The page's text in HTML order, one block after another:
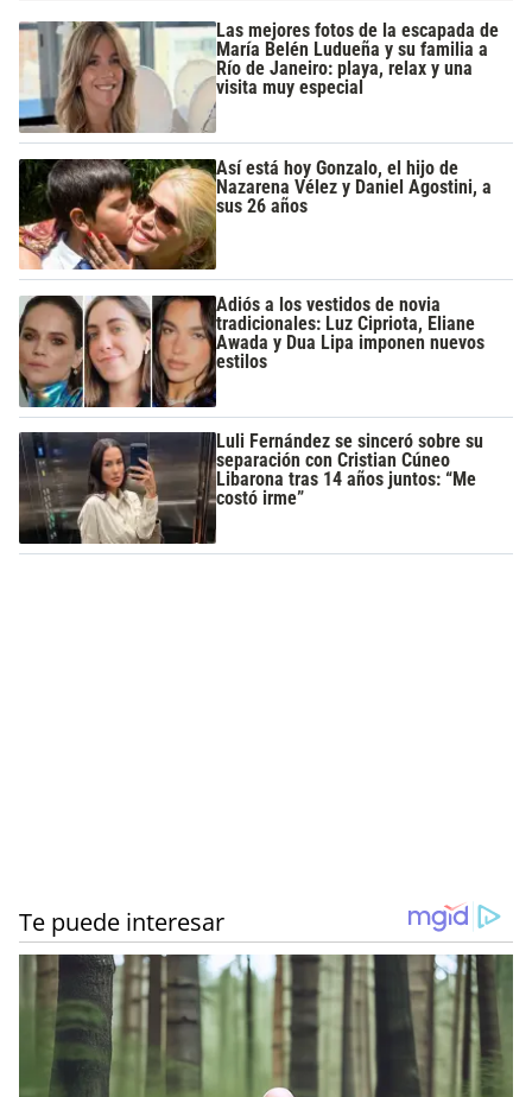
Las mejores fotos de la escapada de
María Belén Ludueña y su familia a
Río de Janeiro: playa, relax y una
visita muy especial
Así está hoy Gonzalo, el hijo de
Nazarena Vélez y Daniel Agostini, a
sus 26 años
Adiós a los vestidos de novia
tradicionales: Luz Cipriota, Eliane
Awada y Dua Lipa imponen nuevos
estilos
Luli Fernández se sinceró sobre su
separación con Cristian Cúneo
Libarona tras 14 años juntos: “Me
costó irme”